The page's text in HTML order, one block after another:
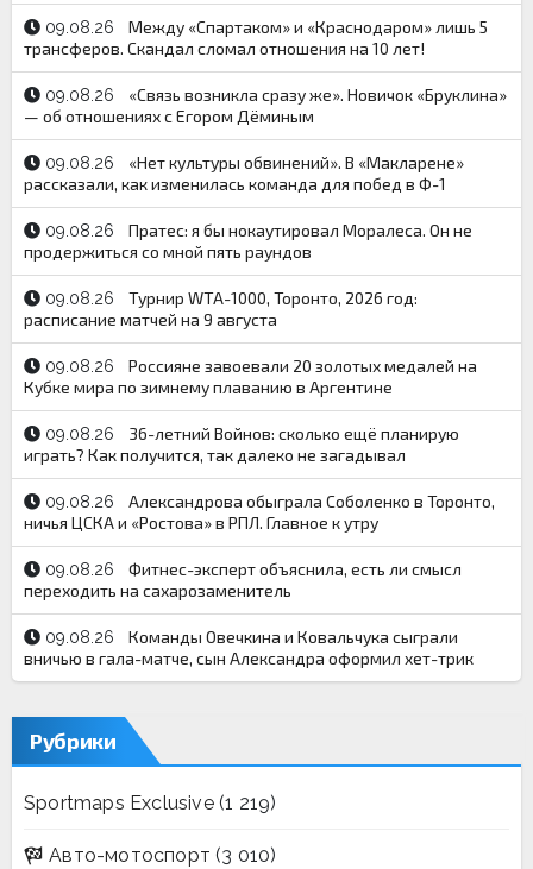
09.08.26
Между «Спартаком» и «Краснодаром» лишь 5
трансферов. Скандал сломал отношения на 10 лет!
09.08.26
«Связь возникла сразу же». Новичок «Бруклина»
— об отношениях с Егором Дёминым
09.08.26
«Нет культуры обвинений». В «Макларене»
рассказали, как изменилась команда для побед в Ф-1
09.08.26
Пратес: я бы нокаутировал Моралеса. Он не
продержиться со мной пять раундов
09.08.26
Турнир WTA-1000, Торонто, 2026 год:
расписание матчей на 9 августа
09.08.26
Россияне завоевали 20 золотых медалей на
Кубке мира по зимнему плаванию в Аргентине
09.08.26
36-летний Войнов: сколько ещё планирую
играть? Как получится, так далеко не загадывал
09.08.26
Александрова обыграла Соболенко в Торонто,
ничья ЦСКА и «Ростова» в РПЛ. Главное к утру
09.08.26
Фитнес-эксперт объяснила, есть ли смысл
переходить на сахарозаменитель
09.08.26
Команды Овечкина и Ковальчука сыграли
вничью в гала-матче, сын Александра оформил хет-трик
Рубрики
Sportmaps Exclusive(1 219)
Авто-мотоспорт (3 010)